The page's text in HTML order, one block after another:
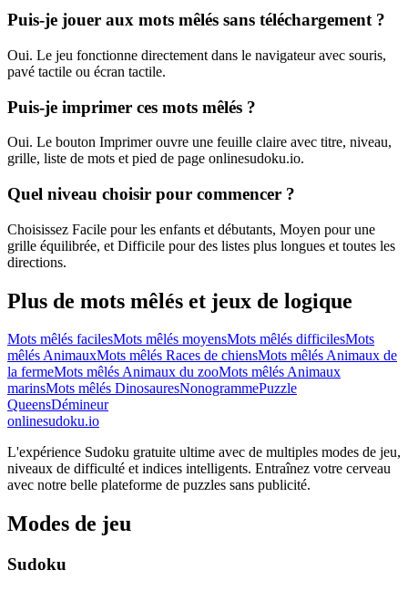
Puis-je jouer aux mots mêlés sans téléchargement ?
Oui. Le jeu fonctionne directement dans le navigateur avec souris,
pavé tactile ou écran tactile.
Puis-je imprimer ces mots mêlés ?
Oui. Le bouton Imprimer ouvre une feuille claire avec titre, niveau,
grille, liste de mots et pied de page onlinesudoku.io.
Quel niveau choisir pour commencer ?
Choisissez Facile pour les enfants et débutants, Moyen pour une
grille équilibrée, et Difficile pour des listes plus longues et toutes les
directions.
Plus de mots mêlés et jeux de logique
Mots mêlés facilesMots mêlés moyensMots mêlés difficilesMots
mêlés AnimauxMots mêlés Races de chiensMots mêlés Animaux de
la fermeMots mêlés Animaux du zooMots mêlés Animaux
marinsMots mêlés DinosauresNonogrammePuzzle
QueensDémineur
onlinesudoku.io
L'expérience Sudoku gratuite ultime avec de multiples modes de jeu,
niveaux de difficulté et indices intelligents. Entraînez votre cerveau
avec notre belle plateforme de puzzles sans publicité.
Modes de jeu
Sudoku